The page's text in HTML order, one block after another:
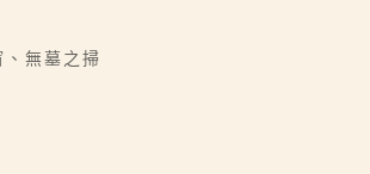
無墓之掃